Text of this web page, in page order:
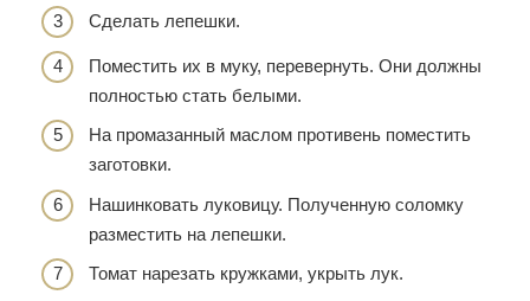
Сделать лепешки.
Поместить их в муку, перевернуть. Они должны
полностью стать белыми.
На промазанный маслом противень поместить
заготовки.
Нашинковать луковицу. Полученную соломку
разместить на лепешки.
Томат нарезать кружками, укрыть лук.